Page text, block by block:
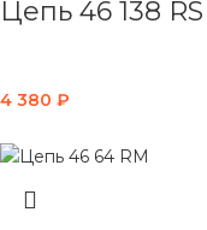
Цепь 46 138 RS
4 380 ₽